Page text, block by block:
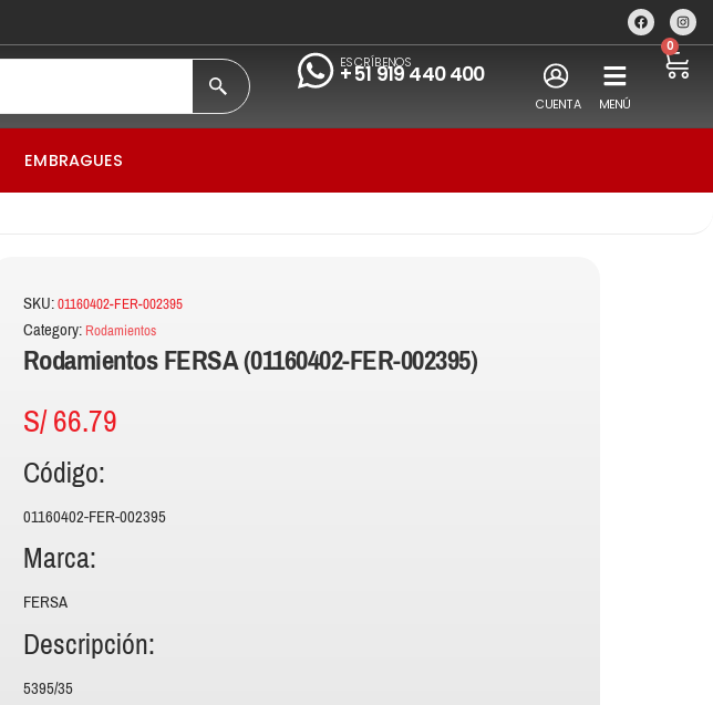
ESCRÍBENOS
+51 919 440 400
CUENTA MENÚ
0
EMBRAGUES
SKU:01160402-FER-002395
Category: Rodamientos
Rodamientos FERSA (01160402-FER-002395)
S/66.79
Código:
01160402-FER-002395
Marca:
FERSA
Descripción:
5395/35